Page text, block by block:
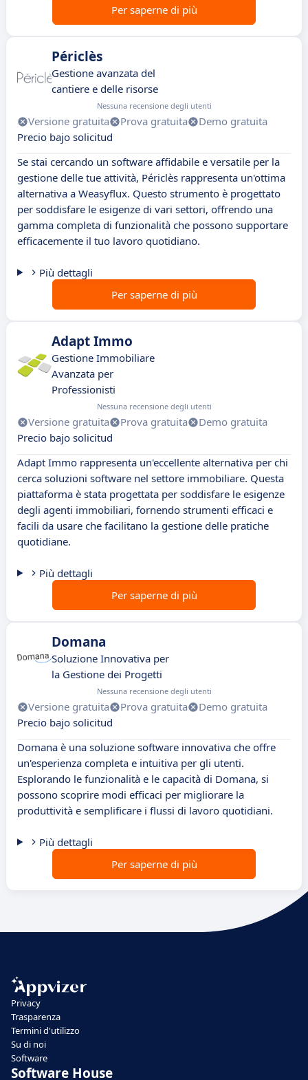
Per saperne di più
Périclès
Gestione avanzata del
cantiere e delle risorse
Nessuna recensione degli utenti
Versione gratuita Prova gratuita
Demo gratuita
Precio bajo solicitud
Se stai cercando un software affidabile e versatile per la
gestione delle tue attività, Périclès rappresenta un'ottima
alternativa a Weasyflux. Questo strumento è progettato
per soddisfare le esigenze di vari settori, offrendo una
gamma completa di funzionalità che possono supportare
efficacemente il tuo lavoro quotidiano.
Più dettagli
Per saperne di più
Adapt Immo
Gestione Immobiliare
Avanzata per
Professionisti
Nessuna recensione degli utenti
Versione gratuita Prova gratuita
Demo gratuita
Precio bajo solicitud
Adapt Immo rappresenta un'eccellente alternativa per chi
cerca soluzioni software nel settore immobiliare. Questa
piattaforma è stata progettata per soddisfare le esigenze
degli agenti immobiliari, fornendo strumenti efficaci e
facili da usare che facilitano la gestione delle pratiche
quotidiane.
Più dettagli
Per saperne di più
Domana
Soluzione Innovativa per
la Gestione dei Progetti
Nessuna recensione degli utenti
Versione gratuita Prova gratuita
Demo gratuita
Precio bajo solicitud
Domana è una soluzione software innovativa che offre
un'esperienza completa e intuitiva per gli utenti.
Esplorando le funzionalità e le capacità di Domana, si
possono scoprire modi efficaci per migliorare la
produttività e semplificare i flussi di lavoro quotidiani.
Più dettagli
Per saperne di più
Privacy
Trasparenza
Termini d'utilizzo
Su di noi
Software
Software House